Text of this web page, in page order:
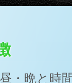
・晩と時